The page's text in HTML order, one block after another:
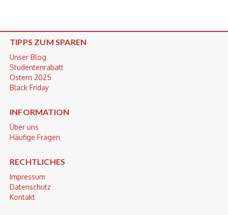
TIPPS ZUM SPAREN
Unser Blog
Studentenrabatt
Ostern 2025
Black Friday
INFORMATION
Über uns
Häufige Fragen
RECHTLICHES
Impressum
Datenschutz
Kontakt